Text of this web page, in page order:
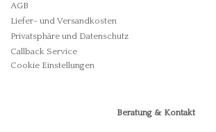
AGB
Liefer- und Versandkosten
Privatsphäre und Datenschutz
Callback Service
Cookie Einstellungen
Beratung & Kontakt